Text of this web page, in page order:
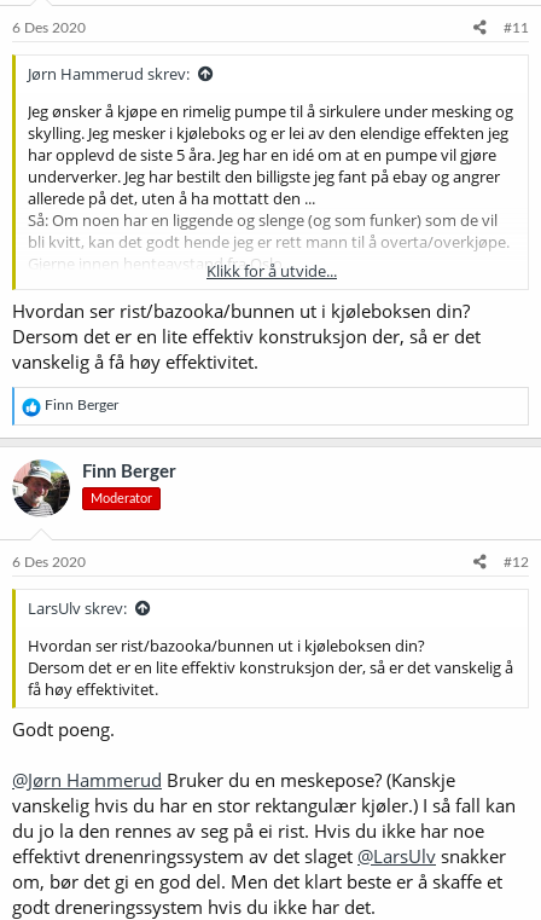
e
6 Des 2020 #11
Jørn Hammerud skrev:
Jeg ønsker å kjøpe en rimelig pumpe til å sirkulere under mesking og
skylling. Jeg mesker i kjøleboks og er lei av den elendige effekten jeg
har opplevd de siste 5 åra. Jeg har en idé om at en pumpe vil gjøre
underverker. Jeg har bestilt den billigste jeg fant på ebay og angrer
allerede på det, uten å ha mottatt den ...
Så: Om noen har en liggende og slenge (og som funker) som de vil
bli kvitt, kan det godt hende jeg er rett mann til å overta/overkjøpe.
Gjerne innen henteavstand fra Oslo.
mvh Jørn
Klikk for å utvide...
Hvordan ser rist/bazooka/bunnen ut i kjøleboksen din?
Dersom det er en lite effektiv konstruksjon der, så er det
vanskelig å få høy effektivitet.
R
e
a
k
s
j
o
e
Finn Berger
Finn Berger
Moderator
6 Des 2020 #12
LarsUlv skrev:
Hvordan ser rist/bazooka/bunnen ut i kjøleboksen din?
Dersom det er en lite effektiv konstruksjon der, så er det vanskelig å
få høy effektivitet.
Godt poeng.
@Jørn Hammerud Bruker du en meskepose? (Kanskje
vanskelig hvis du har en stor rektangulær kjøler.) I så fall kan
du jo la den rennes av seg på ei rist. Hvis du ikke har noe
effektivt drenenringssystem av det slaget @LarsUlv snakker
om, bør det gi en god del. Men det klart beste er å skaffe et
godt dreneringssystem hvis du ikke har det.